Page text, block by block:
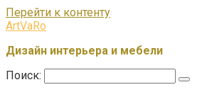
Перейти к контенту
ArtVaRo
Дизайн интерьера и мебели
Поиск: